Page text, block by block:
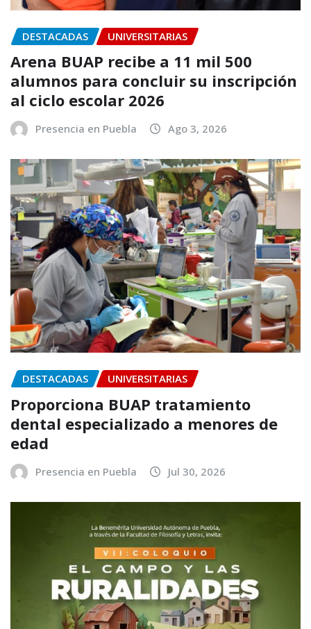
DESTACADAS UNIVERSITARIAS
Arena BUAP recibe a 11 mil 500
alumnos para concluir su inscripción
al ciclo escolar 2026
Presencia en Puebla Ago 3, 2026
DESTACADAS UNIVERSITARIAS
Proporciona BUAP tratamiento
dental especializado a menores de
edad
Presencia en Puebla Jul 30, 2026